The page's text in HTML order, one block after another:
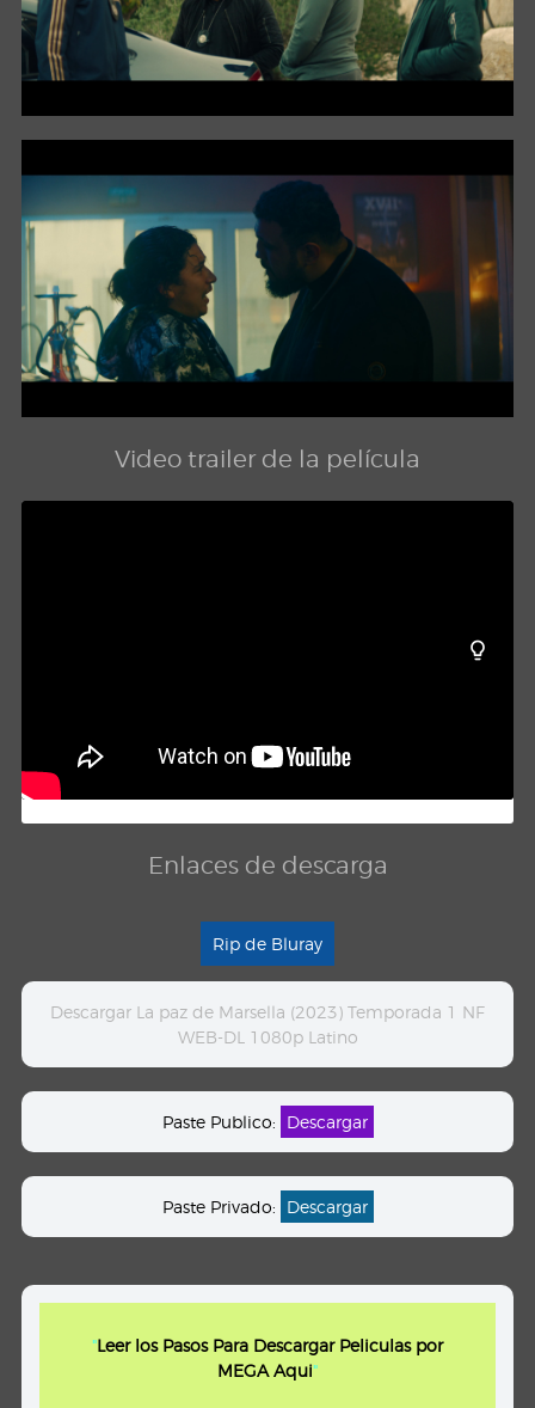
Video trailer de la película
Enlaces de descarga
Rip de Bluray
Descargar La paz de Marsella (2023) Temporada 1 NF
WEB-DL 1080p Latino
Paste Publico: Descargar
Paste Privado: Descargar
"Leer los Pasos Para Descargar Peliculas por
MEGA Aqui"